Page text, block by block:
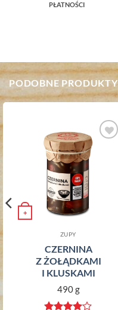
PŁATNOŚCI
PODOBNE PRODUKTY
Dodaj do
ulubionych
+
ZUPY
CZERNINA
Z ŻOŁĄDKAMI
I KLUSKAMI
490 g